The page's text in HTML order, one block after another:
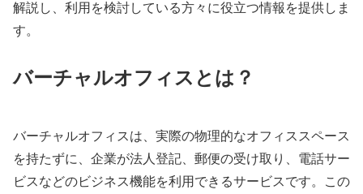
解説し、利用を検討している方々に役立つ情報を提供しま
す。
バーチャルオフィスとは？
バーチャルオフィスは、実際の物理的なオフィススペース
を持たずに、企業が法人登記、郵便の受け取り、電話サー
ビスなどのビジネス機能を利用できるサービスです。この